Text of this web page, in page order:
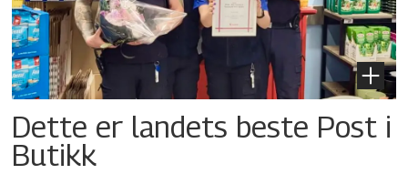
Dette er landets beste Post i
Butikk